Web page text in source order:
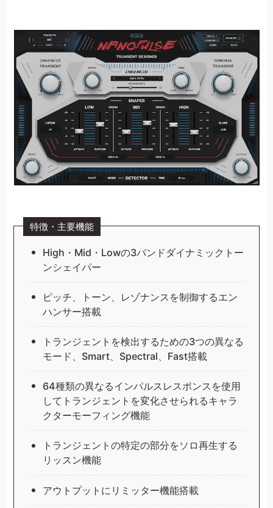
特徴・主要機能
High・Mid・Lowの3バンドダイナミックトー
ンシェイパー
ピッチ、トーン、レゾナンスを制御するエン
ハンサー搭載
トランジェントを検出するための3つの異なる
モード、Smart、Spectral、Fast搭載
64種類の異なるインパルスレスポンスを使用
してトランジェントを変化させられるキャラ
クターモーフィング機能
トランジェントの特定の部分をソロ再生する
リッスン機能
アウトプットにリミッター機能搭載